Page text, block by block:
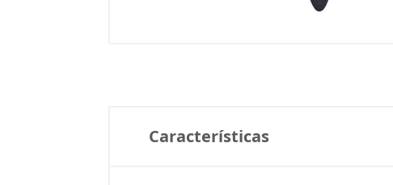
Características